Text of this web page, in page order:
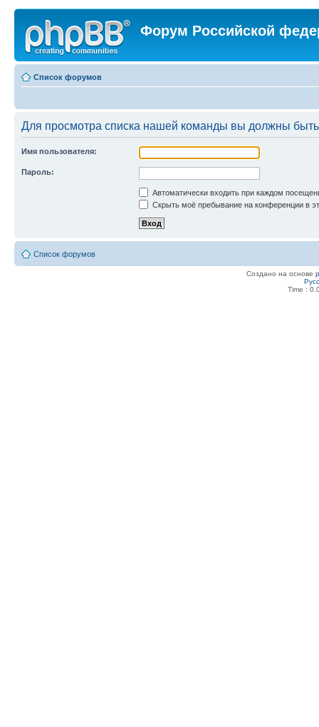
Форум Российской
Список форумов
Для просмотра списка нашей команды вы должны
Имя пользователя:
Пароль:
Автоматически входить при каждом
Скрыть моё пребывание на конференции в
Список форумов
Создано на основе
Time :